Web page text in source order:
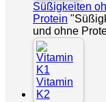
Süßigkeiten
Protein
und ohne